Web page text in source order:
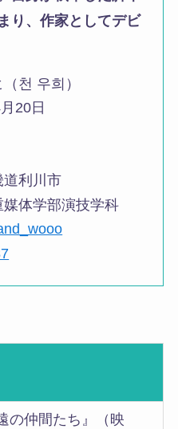
り、作家としてデビ
천 우희）
20日
道利川市
体学部演技学科
の仲間たち』（映